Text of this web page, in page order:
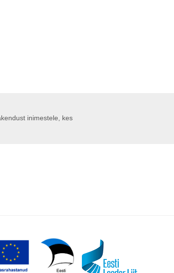
inimestele, kes